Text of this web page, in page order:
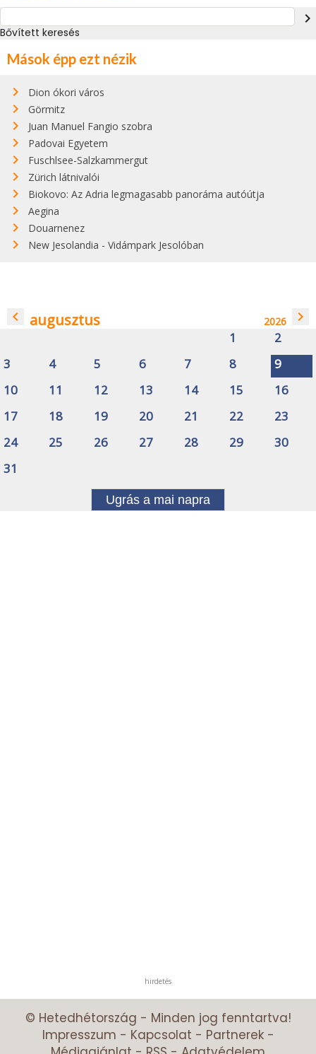
navigate_next
Bővített keresés
Mások épp ezt nézik
Dion ókori város
Görmitz
Juan Manuel Fangio szobra
Padovai Egyetem
Fuschlsee-Salzkammergut
Zürich látnivalói
Biokovo: Az Adria legmagasabb panoráma autóútja
Aegina
Douarnenez
New Jesolandia - Vidámpark Jesolóban
navigate_before augusztus 2026 navigate_next
1
2
3
4 5 6 7 8
9
10
11 12 13 14 15
16
17
18 19 20 21 22
23
24
25 26 27 28 29
30
31
Ugrás a mai napra
hirdetés
© Hetedhétország - Minden jog fenntartva!
Impresszum - Kapcsolat - Partnerek-